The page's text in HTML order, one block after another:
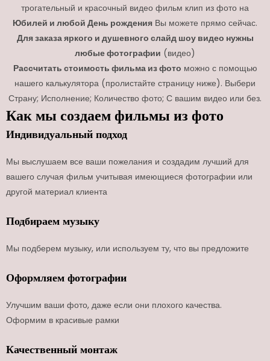
трогательный и красочный видео фильм клип из фото на
Юбилей и любой День рождения Вы можете прямо сейчас.
Для заказа яркого и душевного слайд шоу видео нужны
любые фотографии (видео)
Рассчитать стоимость фильма из фото можно с помощью
нашего калькулятора (пролистайте страницу ниже). Выбери
Страну; Исполнение; Количество фото; С вашим видео или без.
Как мы создаем фильмы из фото
Индивидуальный подход
Мы выслушаем все ваши пожелания и создадим лучший для
вашего случая фильм учитывая имеющиеся фотографии или
другой материал клиента
Подбираем музыку
Мы подберем музыку, или используем ту, что вы предложите
Оформляем фотографии
Улучшим ваши фото, даже если они плохого качества.
Оформим в красивые рамки
Качественный монтаж